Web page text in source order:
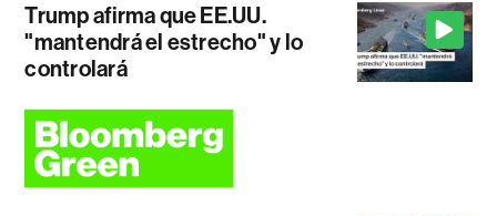
Trump afirma que EE.UU.
"mantendrá el estrecho" y lo
controlará